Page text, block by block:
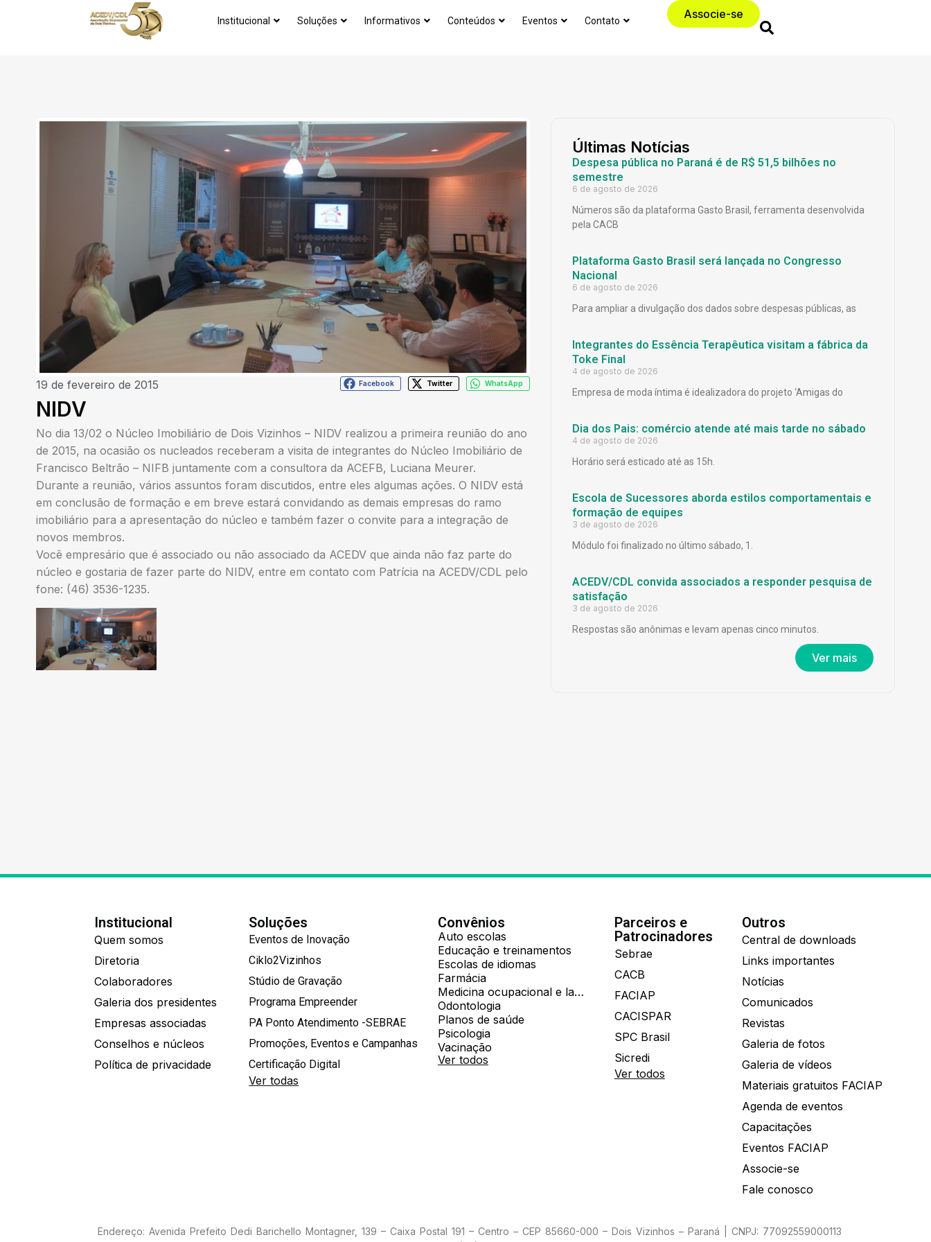
Institucional Soluções Informativos Conteúdos Eventos Contato Associe-se
19 de fevereiro de 2015 Facebook Twitter WhatsApp
NIDV
No dia 13/02 o Núcleo Imobiliário de Dois Vizinhos – NIDV realizou a primeira reunião do ano
de 2015, na ocasião os nucleados receberam a visita de integrantes do Núcleo Imobiliário de
Francisco Beltrão – NIFB juntamente com a consultora da ACEFB, Luciana Meurer.
Durante a reunião, vários assuntos foram discutidos, entre eles algumas ações. O NIDV está
em conclusão de formação e em breve estará convidando as demais empresas do ramo
imobiliário para a apresentação do núcleo e também fazer o convite para a integração de
novos membros.
Você empresário que é associado ou não associado da ACEDV que ainda não faz parte do
núcleo e gostaria de fazer parte do NIDV, entre em contato com Patrícia na ACEDV/CDL pelo
fone: (46) 3536-1235.
Últimas Notícias
Despesa pública no Paraná é de R$ 51,5 bilhões no
semestre
6 de agosto de 2026
Números são da plataforma Gasto Brasil, ferramenta desenvolvida
pela CACB
Plataforma Gasto Brasil será lançada no Congresso
Nacional
6 de agosto de 2026
Para ampliar a divulgação dos dados sobre despesas públicas, as
Integrantes do Essência Terapêutica visitam a fábrica da
Toke Final
4 de agosto de 2026
Empresa de moda íntima é idealizadora do projeto ‘Amigas do
Dia dos Pais: comércio atende até mais tarde no sábado
4 de agosto de 2026
Horário será esticado até as 15h.
Escola de Sucessores aborda estilos comportamentais e
formação de equipes
3 de agosto de 2026
Módulo foi finalizado no último sábado, 1.
ACEDV/CDL convida associados a responder pesquisa de
satisfação
3 de agosto de 2026
Respostas são anônimas e levam apenas cinco minutos.
Ver mais
Institucional
Quem somos
Diretoria
Colaboradores
Galeria dos presidentes
Empresas associadas
Conselhos e núcleos
Política de privacidade
Soluções
Eventos de Inovação
Ciklo2Vizinhos
Stúdio de Gravação
Programa Empreender
PA Ponto Atendimento -SEBRAE
Promoções, Eventos e Campanhas
Certificação Digital
Ver todas
Convênios
Auto escolas
Educação e treinamentos
Escolas de idiomas
Farmácia
Medicina ocupacional e laboratorial
Odontologia
Planos de saúde
Psicologia
Vacinação
Ver todos
Parceiros e
Patrocinadores
Sebrae
CACB
FACIAP
CACISPAR
SPC Brasil
Sicredi
Ver todos
Outros
Central de downloads
Links importantes
Notícias
Comunicados
Revistas
Galeria de fotos
Galeria de vídeos
Materiais gratuitos FACIAP
Agenda de eventos
Capacitações
Eventos FACIAP
Associe-se
Fale conosco
Endereço: Avenida Prefeito Dedi Barichello Montagner, 139 – Caixa Postal 191 – Centro – CEP 85660-000 – Dois Vizinhos – Paraná | CNPJ: 77092559000113